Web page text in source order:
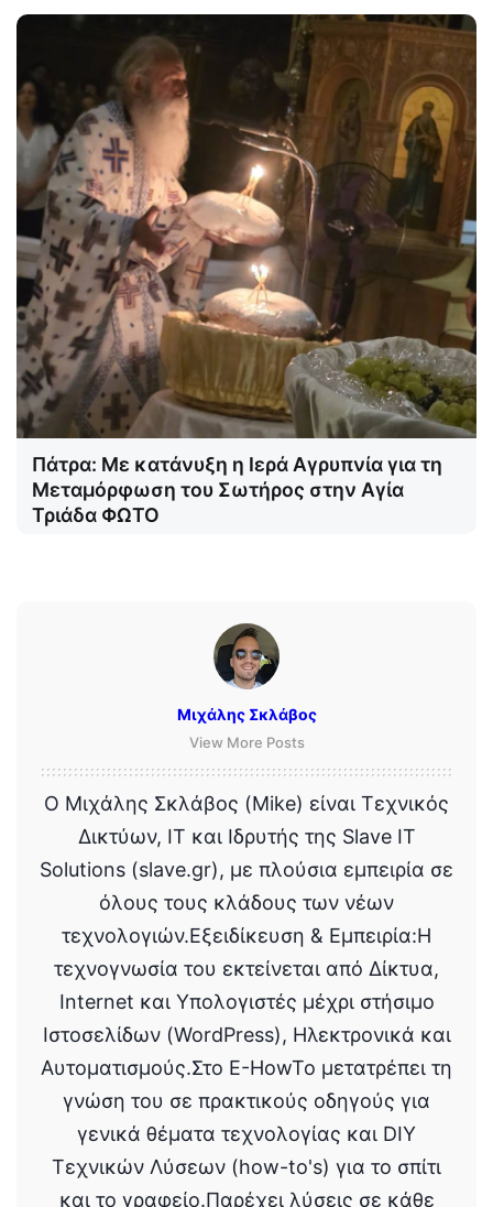
Πάτρα: Με κατάνυξη η Ιερά Αγρυπνία για τη
Μεταμόρφωση του Σωτήρος στην Αγία
Τριάδα ΦΩΤΟ
Μιχάλης Σκλάβος
View More Posts
Ο Μιχάλης Σκλάβος (Mike) είναι Τεχνικός
Δικτύων, IT και Ιδρυτής της Slave IT
Solutions (slave.gr), με πλούσια εμπειρία σε
όλους τους κλάδους των νέων
τεχνολογιών.Εξειδίκευση & Εμπειρία:Η
τεχνογνωσία του εκτείνεται από Δίκτυα,
Internet και Υπολογιστές μέχρι στήσιμο
Ιστοσελίδων (WordPress), Ηλεκτρονικά και
Αυτοματισμούς.Στο E-HowTo μετατρέπει τη
γνώση του σε πρακτικούς οδηγούς για
γενικά θέματα τεχνολογίας και DIY
Τεχνικών Λύσεων (how-to's) για το σπίτι
και το γραφείο.Παρέχει λύσεις σε κάθε